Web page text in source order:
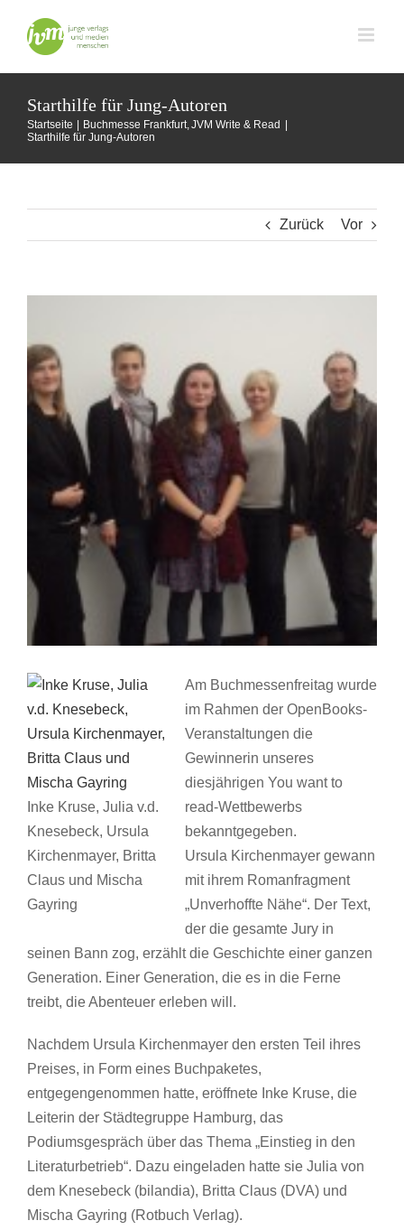
Inhalt
springen
Starthilfe für Jung-Autoren
Startseite Buchmesse Frankfurt JVM Write & Read
Starthilfe für Jung-Autoren
Zurück Vor
Bild
Inke Kruse, Julia v.d.
Knesebeck, Ursula
Kirchenmayer, Britta
Claus und Mischa
Gayring
Am Buchmessenfreitag wurde
im Rahmen der OpenBooks-
Veranstaltungen die
Gewinnerin unseres
diesjährigen You want to
read-Wettbewerbs
bekanntgegeben.
Ursula Kirchenmayer gewann
mit ihrem Romanfragment
„Unverhoffte Nähe“. Der Text,
der die gesamte Jury in
seinen Bann zog, erzählt die Geschichte einer ganzen
Generation. Einer Generation, die es in die Ferne
treibt, die Abenteuer erleben will.
Nachdem Ursula Kirchenmayer den ersten Teil ihres
Preises, in Form eines Buchpaketes,
entgegengenommen hatte, eröffnete Inke Kruse, die
Leiterin der Städtegruppe Hamburg, das
Podiumsgespräch über das Thema „Einstieg in den
Literaturbetrieb“. Dazu eingeladen hatte sie Julia von
dem Knesebeck (bilandia), Britta Claus (DVA) und
Mischa Gayring (Rotbuch Verlag).